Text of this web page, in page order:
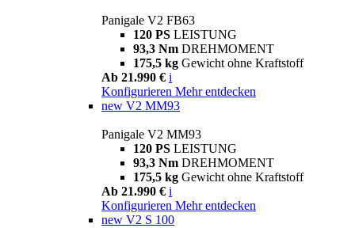
Panigale V2 FB63
120 PS LEISTUNG
93,3 Nm DREHMOMENT
175,5 kg Gewicht ohne Kraftstoff
Ab 21.990 € i
Konfigurieren Mehr entdecken
new V2 MM93
Panigale V2 MM93
120 PS LEISTUNG
93,3 Nm DREHMOMENT
175,5 kg Gewicht ohne Kraftstoff
Ab 21.990 € i
Konfigurieren Mehr entdecken
new V2 S 100